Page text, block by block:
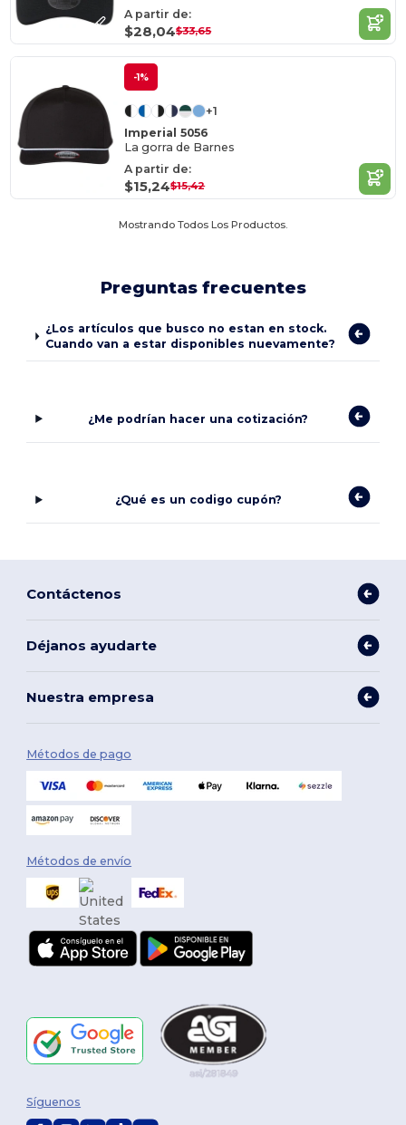
A partir de:
$28,04$33,65
-1%
+1
Imperial 5056
La gorra de Barnes
A partir de:
$15,24$15,42
Mostrando Todos Los Productos.
Preguntas frecuentes
¿Los artículos que busco no estan en stock.
Cuando van a estar disponibles nuevamente?
¿Me podrían hacer una cotización?
¿Qué es un codigo cupón?
Contáctenos
Déjanos ayudarte
Nuestra empresa
Métodos de pago
Métodos de envío
Síguenos